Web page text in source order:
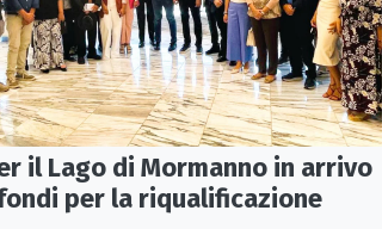
il Lago di Mormanno in arrivo
per la riqualificazione